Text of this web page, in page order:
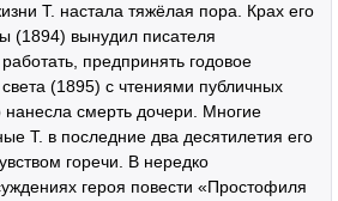
Т. настала тяжёлая пора. Крах его
(1894) вынудил писателя
предпринять годовое
света (1895) с чтениями публичных
смерть дочери. Многие
Т. в последние два десятилетия его
горечи. В нередко
героя повести «Простофиля